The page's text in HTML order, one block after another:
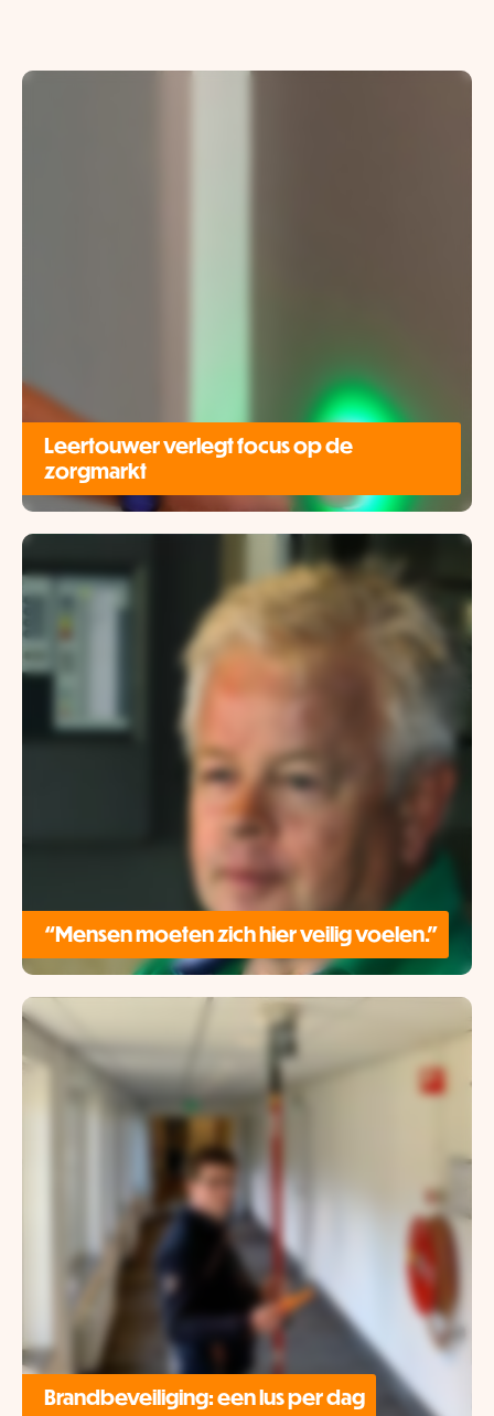
Leertouwer verlegt focus op de
zorgmarkt
“Mensen moeten zich hier veilig voelen.”
Brandbeveiliging: een lus per dag